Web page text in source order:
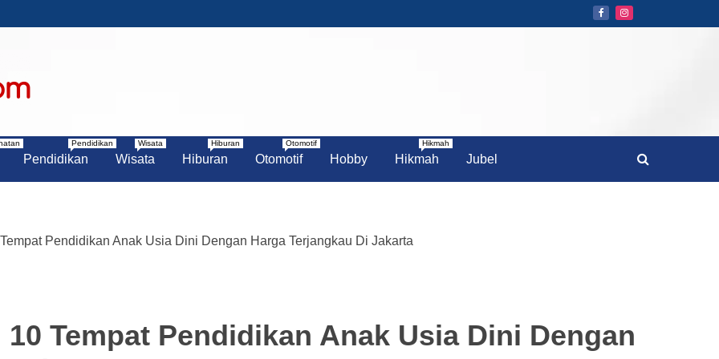
Pendidikan
Pendidikan
Wisata
Wisata
Hiburan
Hiburan
Otomotif
Otomotif
Hobby Hikmah
Hikmah
Jubel
Pendidikan Anak Usia Dini Dengan Harga Terjangkau Di Jakarta
Tempat Pendidikan Anak Usia Dini Dengan